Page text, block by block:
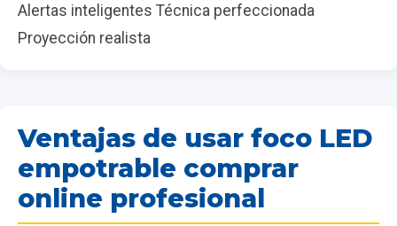
Alertas inteligentes Técnica perfeccionada
Proyección realista
Ventajas de usar foco LED
empotrable comprar
online profesional